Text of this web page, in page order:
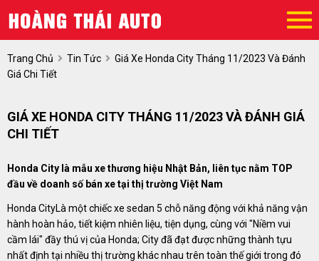
Trang Chủ Tin Tức
Giá Xe Honda City Tháng 11/2023 Và Đánh
Giá Chi Tiết
GIÁ XE HONDA CITY THÁNG 11/2023 VÀ ĐÁNH GIÁ
CHI TIẾT
Honda City là mẫu xe thương hiệu Nhật Bản, liên tục nằm TOP
đầu về doanh số bán xe tại thị trường Việt Nam
Honda CityLà một chiếc xe sedan 5 chỗ năng động với khả năng vận
hành hoàn hảo, tiết kiệm nhiên liệu, tiện dụng, cùng với "Niềm vui
cầm lái" đầy thú vị của Honda; City đã đạt được những thành tựu
nhất định tại nhiều thị trường khác nhau trên toàn thế giới trong đó